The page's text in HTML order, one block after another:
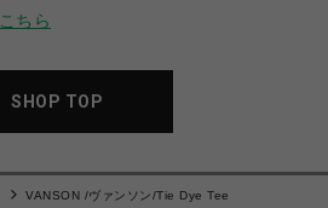
こちら
SHOP TOP
VANSON /ヴァンソン/Tie Dye Tee